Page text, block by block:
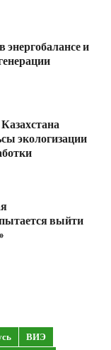
и
экологизации
выйти
ВИЭ